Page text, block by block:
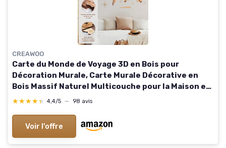
CREAWOO
Carte du Monde de Voyage 3D en Bois pour
Décoration Murale, Carte Murale Décorative en
Bois Massif Naturel Multicouche pour la Maison et
le Bureau, Multicolore-150x85 CM
★★★★★
★★★★★ 4,4/5 — 98 avis
Voir l'offre